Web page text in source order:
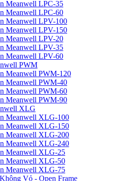
Meanwell LPC-35
Meanwell LPC-60
Meanwell LPV-100
Meanwell LPV-150
Meanwell LPV-20
Meanwell LPV-35
Meanwell LPV-60
PWM
Meanwell PWM-120
Meanwell PWM-40
Meanwell PWM-60
Meanwell PWM-90
XLG
Meanwell XLG-100
Meanwell XLG-150
Meanwell XLG-200
Meanwell XLG-240
Meanwell XLG-25
Meanwell XLG-50
Meanwell XLG-75
Vỏ - Open Frame